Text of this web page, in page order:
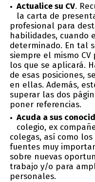
Actualice su CV.
la carta de
profesional para
habilidades, cuando
determinado. En tal
siempre el mismo
los que se aplicará.
de esas posiciones,
en ellas. Además,
superar las dos
poner referencias.
Acuda a sus
colegio, ex
colegas, así como
fuentes muy
sobre nuevas
trabajo y/o para
personales.